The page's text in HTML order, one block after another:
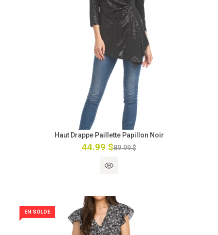
Haut Drappe Paillette Papillon Noir
44.99 $89.99 $
EN SOLDE